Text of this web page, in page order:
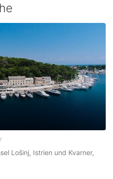
4
Lošinj, Istrien und Kvarner,